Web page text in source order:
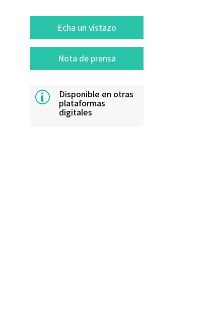
Echa un vistazo
Nota de prensa
p Disponible en otras
plataformas
digitales